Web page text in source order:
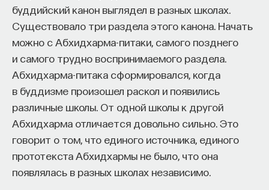
буддийский канон выглядел в разных школах.
Существовало три раздела этого канона. Начать
можно с Абхидхарма-питаки, самого позднего
и самого трудно воспринимаемого раздела.
Абхидхарма-питака сформировался, когда
в буддизме произошел раскол и появились
различные школы. От одной школы к другой
Абхидхарма отличается довольно сильно. Это
говорит о том, что единого источника, единого
прототекста Абхидхармы не было, что она
появлялась в разных школах независимо.
Внеси свой вклад в дело
просвещения!
ПОДДЕРЖАТЬ ПОСТНАУКУ
ИСТОРИЯ КУЛЬТУРА РОССИЯ
ФИЛОЛОГИЯ ИСТОРИЯ РОССИИ ФРАНЦИЯ
ГУМАНИТАРНЫЕ НАУКИ